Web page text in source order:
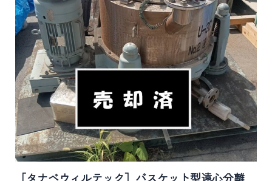
［タナベウィルテック］バスケット型遠心分離